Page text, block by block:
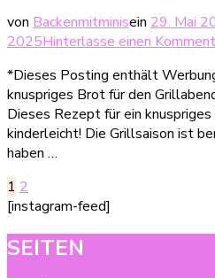
von Backenmitminisein 29. Mai
2025Hinterlasse einen
*Dieses Posting enthält
knuspriges Brot für den
Dieses Rezept für ein
kinderleicht! Die Grillsaison ist
haben …
Seitennummerierung
der
Beiträge
Seite
1 Seite
2
[instagram-feed]
SEITEN